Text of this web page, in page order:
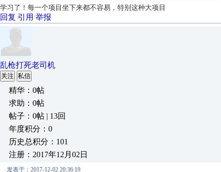
学习了！每一个项目坐下来都不容易，特别这种大项目
回复 引用 举报
乱枪打死老司机
关注 私信
精华：0帖
求助：0帖
帖子：0帖 | 13回
年度积分：0
历史总积分：101
注册：2017年12月02日
发表于：2017-12-02 20:36:19